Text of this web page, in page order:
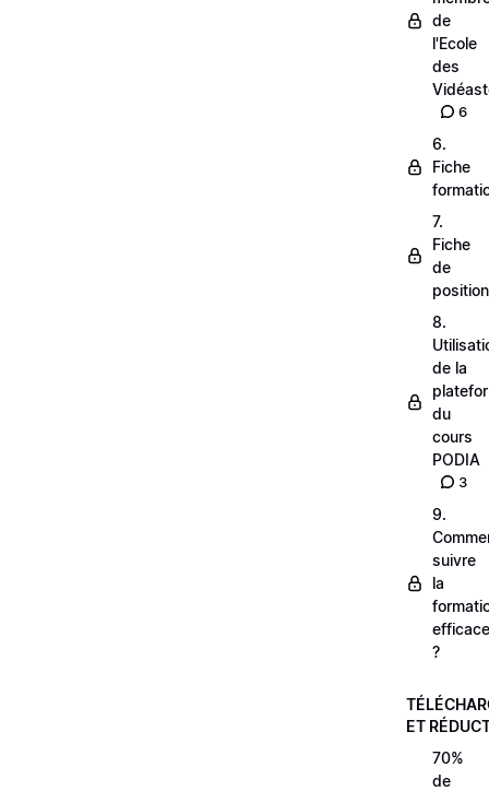
de
l'Ecole
des
6
6.
Fiche
7.
Fiche
de
8.
de la
du
cours
PODIA
3
9.
suivre
la
?
ET
70%
de